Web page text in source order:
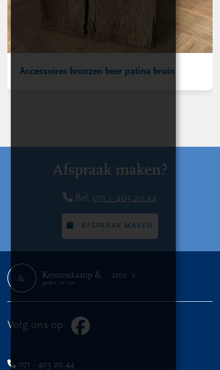
Accessoires bronzen beer patina bruin
Afspraak maken?
Bel: 071 – 403 20 44
AFSPRAAK MAKEN
Volg ons op
071 - 403 20 44